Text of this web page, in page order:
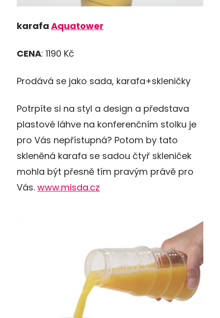
karafa Aquatower
CENA: 1190 Kč
Prodává se jako sada, karafa+skleničky
Potrpíte si na styl a design a představa
plastové láhve na konferenčním stolku je
pro Vás nepřístupná? Potom by tato
skleněná karafa se sadou čtyř skleniček
mohla být přesně tím pravým právě pro
Vás. www.misda.cz